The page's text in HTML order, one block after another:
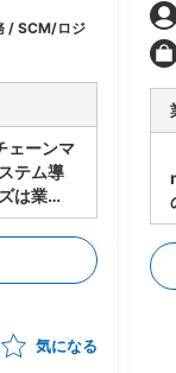
/ SCM/ロジ
ェーンマ
テム導
は業
各サプ
あたり、
-メー
の管理
の進捗
社が担
気になる